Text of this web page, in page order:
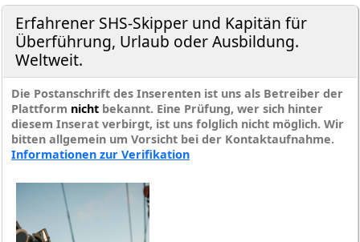
Erfahrener SHS-Skipper und Kapitän für
Überführung, Urlaub oder Ausbildung.
Weltweit.
Die Postanschrift des Inserenten ist uns als Betreiber der
Plattform nicht bekannt. Eine Prüfung, wer sich hinter
diesem Inserat verbirgt, ist uns folglich nicht möglich. Wir
bitten allgemein um Vorsicht bei der Kontaktaufnahme.
Informationen zur Verifikation